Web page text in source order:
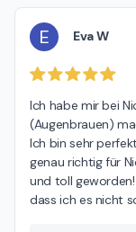
herzlichen Dank
E Eva W
Ich habe mir bei
(Augenbrauen)
Ich bin sehr
genau richtig für
und toll
dass ich es nicht